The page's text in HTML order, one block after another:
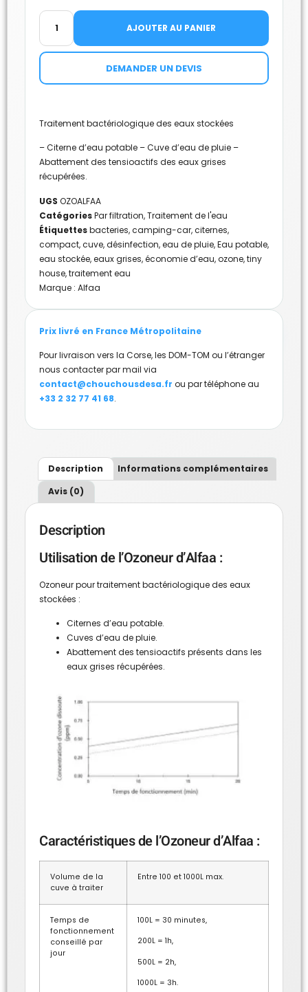
AJOUTER AU PANIER
DEMANDER UN DEVIS
Traitement bactériologique des eaux stockées
– Citerne d’eau potable – Cuve d’eau de pluie –
Abattement des tensioactifs des eaux grises
récupérées.
UGS OZOALFAA
CatégoriesPar filtration,Traitement de l'eau
Étiquettesbacteries,camping-car,citernes,
compact,cuve,désinfection,eau de pluie,Eau potable,
eau stockée,eaux grises,économie d’eau,ozone,tiny
house,traitement eau
Marque : Alfaa
Prix livré en France Métropolitaine
Pour livraison vers la Corse, les DOM-TOM ou l’étranger
nous contacter par mail via
contact@chouchousdesa.fr ou par téléphone au
+33 2 32 77 41 68.
Description
Informations complémentaires
Avis (0)
Description
Utilisation de l’Ozoneur d’Alfaa :
Ozoneur pour traitement bactériologique des eaux
stockées :
Citernes d’eau potable.
Cuves d’eau de pluie.
Abattement des tensioactifs présents dans les
eaux grises récupérées.
Caractéristiques de l’Ozoneur d’Alfaa :
Volume de la
cuve à traiter
Entre 100 et 1000L max.
Temps de
fonctionnement
conseillé par
jour
100L = 30 minutes,
200L = 1h,
500L = 2h,
1000L = 3h.